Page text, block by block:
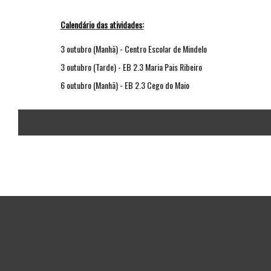
Calendário das atividades:
3 outubro (Manhã) - Centro Escolar de Mindelo
3 outubro (Tarde) - EB 2.3 Maria Pais Ribeiro
6 outubro (Manhã) - EB 2.3 Cego do Maio